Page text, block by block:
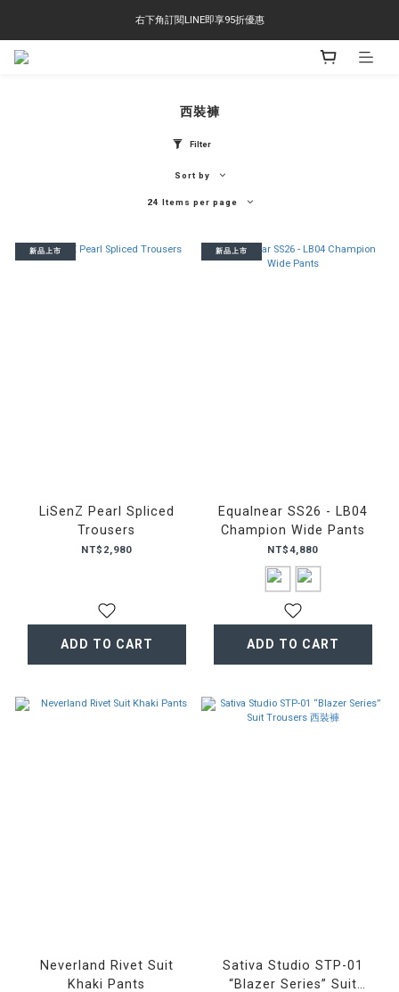
右下角訂閱LINE即享95折優惠
右下角訂閱LINE即享95折優惠
TS-2618 涼感短T 多版型選擇,涼感優惠 單件390 兩件750 三件1000 十件3000
西裝褲
Filter
Sort by
24 Items per page
新品上市
LiSenZ Pearl Spliced
Trousers
NT$2,980
ADD TO CART
新品上市
Equalnear SS26 - LB04
Champion Wide Pants
NT$4,880
ADD TO CART
Neverland Rivet Suit
Khaki Pants
Sativa Studio STP-01
“Blazer Series” Suit